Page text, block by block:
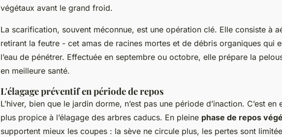
végétaux avant le grand froid.
La scarification, souvent méconnue, est une opération clé. Elle consiste à
retirant la feutre - cet amas de racines mortes et de débris organiques qui
l’eau de pénétrer. Effectuée en septembre ou octobre, elle prépare la
en meilleure santé.
L'élagage préventif en période de repos
L’hiver, bien que le jardin dorme, n’est pas une période d’inaction. C’est
plus propice à l’élagage des arbres caducs. En pleine phase de repos
supportent mieux les coupes : la sève ne circule plus, les pertes sont